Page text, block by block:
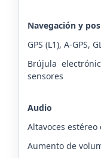
Navegación y
GPS (L1), A-GPS,
Brújula
sensores
Audio
Altavoces estéreo
Aumento de